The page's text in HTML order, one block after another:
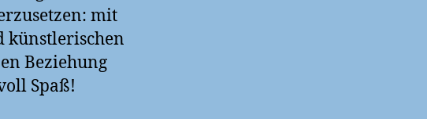
mit
künstlerischen
Beziehung
Spaß!